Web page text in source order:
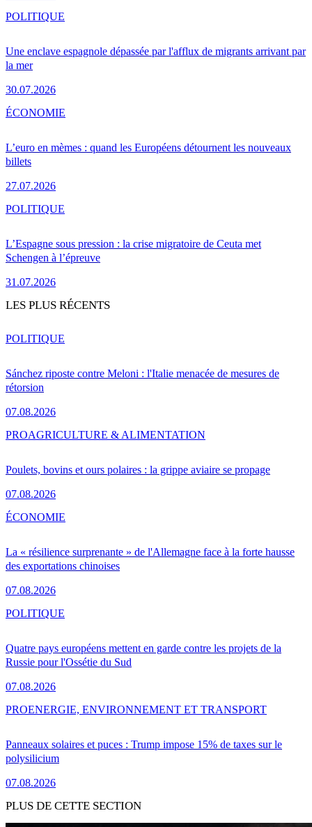
Une enclave espagnole dépassée par l'afflux de migrants arrivant par
la mer
30.07.2026
POLITIQUE
L’euro en mèmes : quand les Européens détournent les nouveaux
billets
27.07.2026
ÉCONOMIE
L’Espagne sous pression : la crise migratoire de Ceuta met
Schengen à l’épreuve
31.07.2026
POLITIQUE
LES PLUS RÉCENTS
Sánchez riposte contre Meloni : l'Italie menacée de mesures de
rétorsion
07.08.2026
POLITIQUE
Poulets, bovins et ours polaires : la grippe aviaire se propage
07.08.2026
PROAGRICULTURE & ALIMENTATION
La « résilience surprenante » de l'Allemagne face à la forte hausse
des exportations chinoises
07.08.2026
ÉCONOMIE
Quatre pays européens mettent en garde contre les projets de la
Russie pour l'Ossétie du Sud
07.08.2026
POLITIQUE
Panneaux solaires et puces : Trump impose 15% de taxes sur le
polysilicium
07.08.2026
PROENERGIE, ENVIRONNEMENT ET TRANSPORT
PLUS DE CETTE SECTION